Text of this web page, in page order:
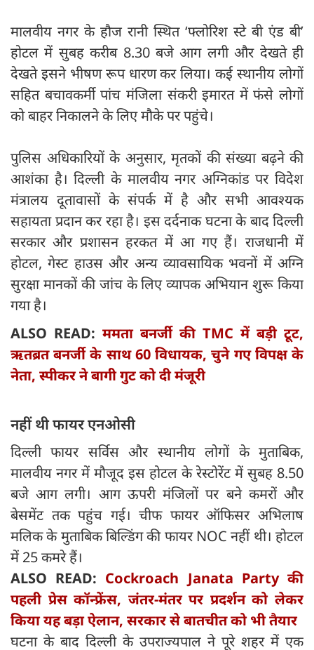
मालवीय नगर के हौज रानी स्थित ‘फ्लोरिश स्टे बी एंड बी’
होटल में सुबह करीब 8.30 बजे आग लगी और देखते ही
देखते इसने भीषण रूप धारण कर लिया। कई स्थानीय लोगों
सहित बचावकर्मी पांच मंजिला संकरी इमारत में फंसे लोगों
को बाहर निकालने के लिए मौके पर पहुंचे।
पुलिस अधिकारियों के अनुसार, मृतकों की संख्या बढ़ने की
आशंका है। दिल्ली के मालवीय नगर अग्निकांड पर विदेश
मंत्रालय दूतावासों के संपर्क में है और सभी आवश्यक
सहायता प्रदान कर रहा है। इस दर्दनाक घटना के बाद दिल्ली
सरकार और प्रशासन हरकत में आ गए हैं। राजधानी में
होटल, गेस्ट हाउस और अन्य व्यावसायिक भवनों में अग्नि
सुरक्षा मानकों की जांच के लिए व्यापक अभियान शुरू किया
गया है।
ALSO READ: ममता बनर्जी की TMC में बड़ी टूट,
ऋतब्रत बनर्जी के साथ 60 विधायक, चुने गए विपक्ष के
नेता, स्पीकर ने बागी गुट को दी मंजूरी
नहीं थी फायर एनओसी
दिल्ली फायर सर्विस और स्थानीय लोगों के मुताबिक,
मालवीय नगर में मौजूद इस होटल के रेस्टोरेंट में सुबह 8.50
बजे आग लगी। आग ऊपरी मंजिलों पर बने कमरों और
बेसमेंट तक पहुंच गई। चीफ फायर ऑफिसर अभिलाष
मलिक के मुताबिक बिल्डिंग की फायर NOC नहीं थी। होटल
में 25 कमरे हैं।
ALSO READ: Cockroach Janata Party की
पहली प्रेस कॉन्फ्रेंस, जंतर-मंतर पर प्रदर्शन को लेकर
किया यह बड़ा ऐलान, सरकार से बातचीत को भी तैयार
घटना के बाद दिल्ली के उपराज्यपाल ने पूरे शहर में एक